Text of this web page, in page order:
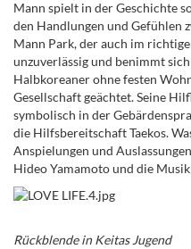
Mann spielt in der Geschichte
den Handlungen und Gefühlen
Mann Park, der auch im
unzuverlässig und benimmt
Halbkoreaner ohne festen
Gesellschaft geächtet. Seine
symbolisch in der
die Hilfsbereitschaft Taekos.
Anspielungen und
Hideo Yamamoto und die
Rückblendein Keitas Jugend